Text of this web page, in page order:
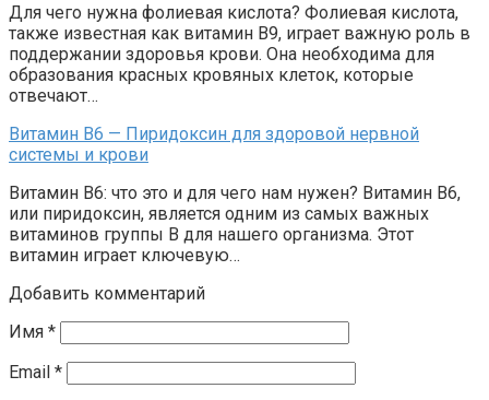
Для чего нужна фолиевая кислота? Фолиевая кислота,
также известная как витамин В9, играет важную роль в
поддержании здоровья крови. Она необходима для
образования красных кровяных клеток, которые
отвечают…
Витамин В6 — Пиридоксин для здоровой нервной
системы и крови
Витамин В6: что это и для чего нам нужен? Витамин В6,
или пиридоксин, является одним из самых важных
витаминов группы В для нашего организма. Этот
витамин играет ключевую…
Добавить комментарий
Имя *
Email *